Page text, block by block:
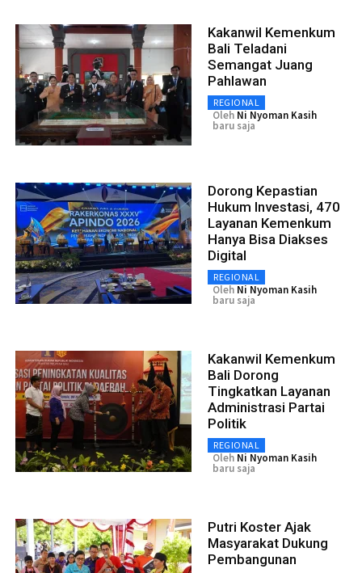
Kakanwil Kemenkum
Bali Teladani
Semangat Juang
Pahlawan
REGIONAL
Oleh Ni Nyoman Kasih
baru saja
Dorong Kepastian
Hukum Investasi, 470
Layanan Kemenkum
Hanya Bisa Diakses
Digital
REGIONAL
Oleh Ni Nyoman Kasih
baru saja
Kakanwil Kemenkum
Bali Dorong
Tingkatkan Layanan
Administrasi Partai
Politik
REGIONAL
Oleh Ni Nyoman Kasih
baru saja
Putri Koster Ajak
Masyarakat Dukung
Pembangunan